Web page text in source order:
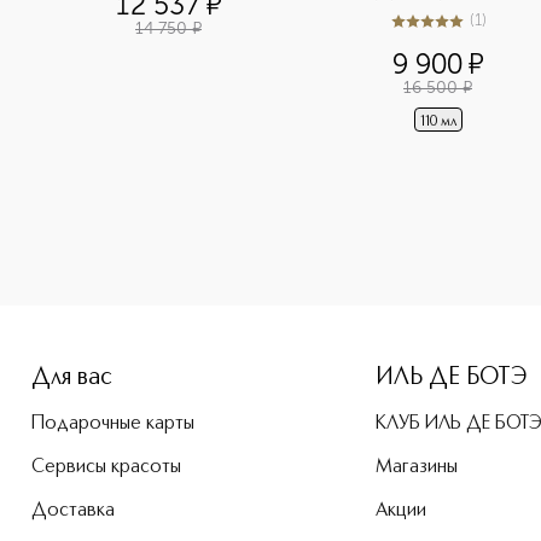
14 750 ¤ 5из 51 (1)
9 900¤
16 500 ¤
110 мл
Для вас
Подарочные карты
Сервисы красоты
Доставка
ИЛЬ ДЕ БОТЭ
КЛУБ ИЛЬ ДЕ БОТЭ
Магазины
Акции